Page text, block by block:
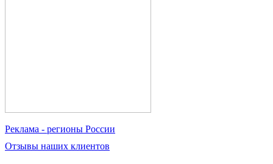
Реклама - регионы России
Отзывы наших клиентов